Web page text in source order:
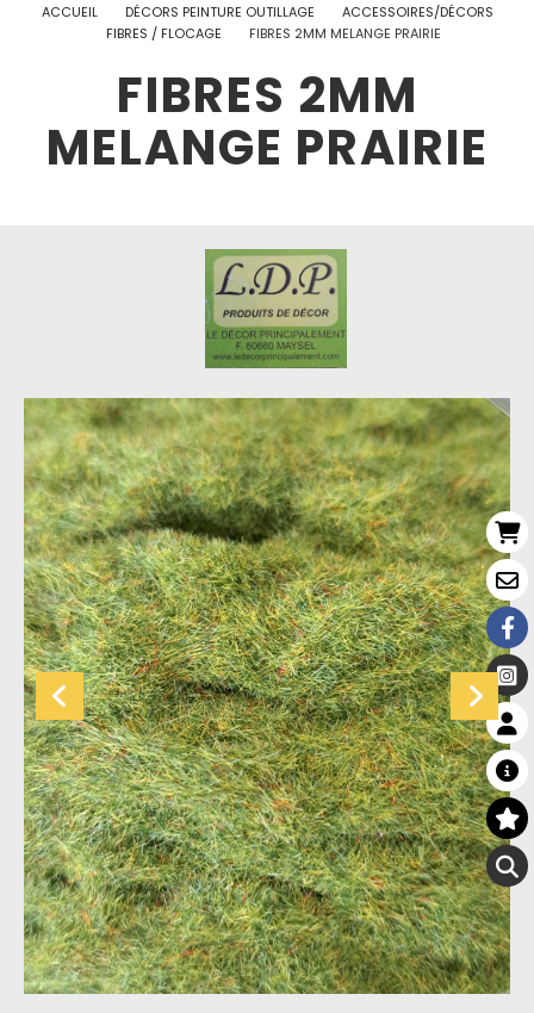
ACCUEIL DÉCORS PEINTURE OUTILLAGE
ACCESSOIRES/DÉCORS
FIBRES / FLOCAGE
FIBRES 2MM MELANGE PRAIRIE
FIBRES 2MM
MELANGE PRAIRIE